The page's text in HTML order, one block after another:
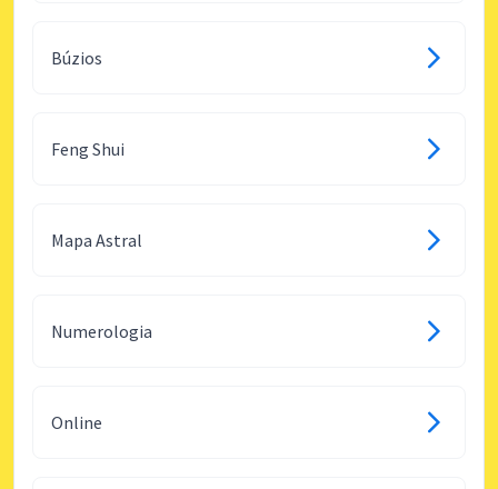
Búzios
Feng Shui
Mapa Astral
Numerologia
Online